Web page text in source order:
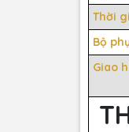
Thời
Bộ
Giao